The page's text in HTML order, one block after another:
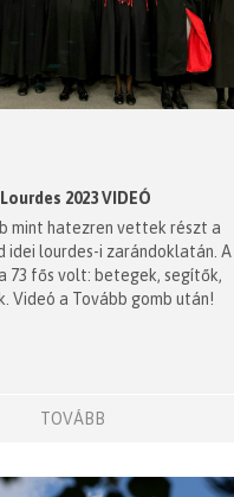
2023 VIDEÓ
mint hatezren vettek részt a
idei lourdes-i zarándoklatán. A
73 fős volt: betegek, segítők,
Videó a Tovább gomb után!
TOVÁBB